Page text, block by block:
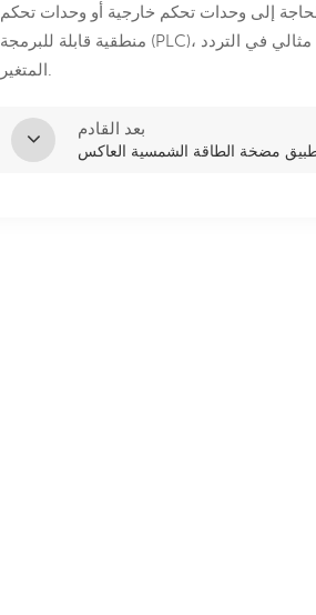
إلى وحدات تحكم خارجية أو وحدات تحكم
منطقية قابلة للبرمجة (PLC)، مما يُبسط تصميم النظام الكهربائي لضاغط الهواء بشكل كبير، مع تحقيق تحكم مثالي في التردد
بعد القادم